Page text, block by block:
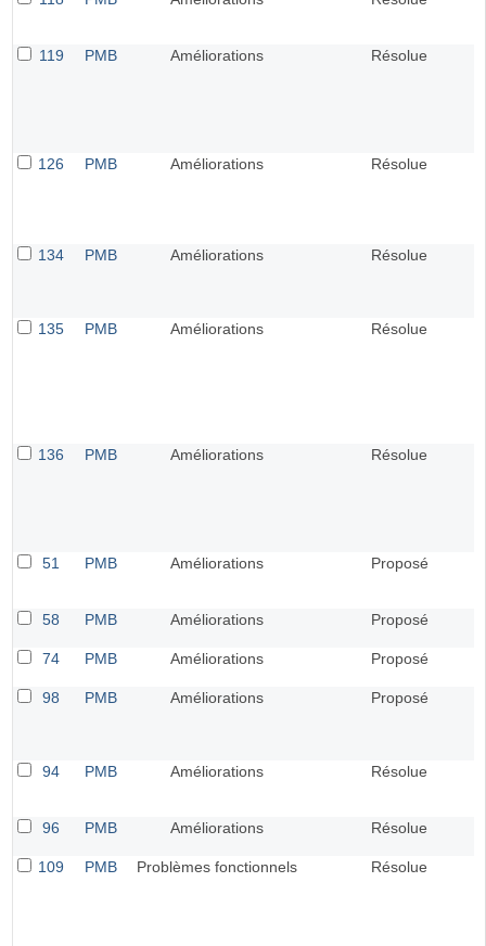
119 PMB Améliorations Résolue
126 PMB Améliorations Résolue
134 PMB Améliorations Résolue
135 PMB Améliorations Résolue
136 PMB Améliorations Résolue
51 PMB Améliorations Proposé
58 PMB Améliorations Proposé
74 PMB Améliorations Proposé
98 PMB Améliorations Proposé
94 PMB Améliorations Résolue
96 PMB Améliorations Résolue
109 PMB Problèmes fonctionnels Résolue